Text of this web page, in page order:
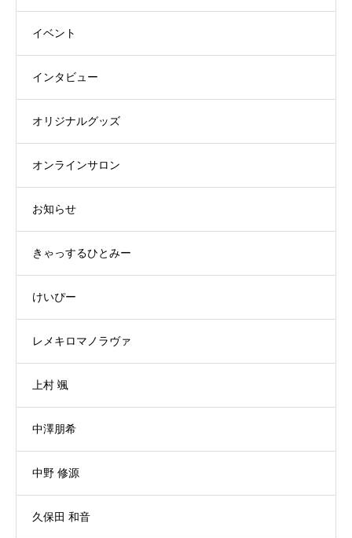
イベント
インタビュー
オリジナルグッズ
オンラインサロン
お知らせ
きゃっするひとみー
けいぴー
レメキロマノラヴァ
上村 颯
中澤朋希
中野 修源
久保田 和音